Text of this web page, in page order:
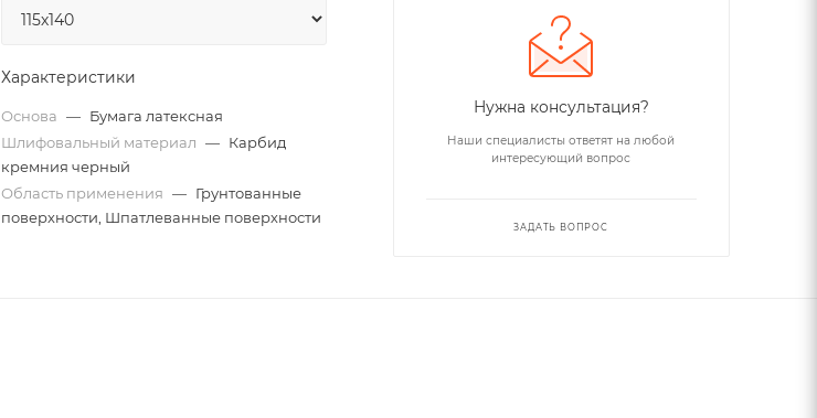
Характеристики
Основа — Бумага латексная
Шлифовальный материал — Карбид
кремния черный
Область применения — Грунтованные
поверхности, Шпатлеванные поверхности
Нужна консультация?
Наши специалисты ответят на любой
интересующий вопрос
ЗАДАТЬ ВОПРОС